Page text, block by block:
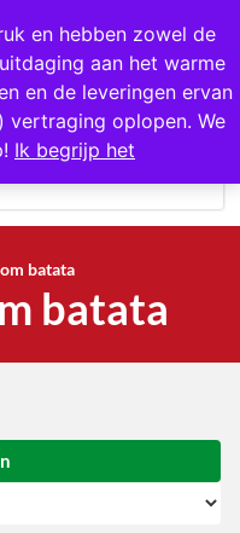
en hebben zowel de
aan het warme
en de leveringen ervan
vertraging oplopen. We
Ik begrijp het
in Hansweert
0
batata
batata